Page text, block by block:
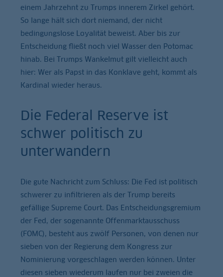
einem Jahrzehnt zu Trumps innerem Zirkel gehört.
So lange hält sich dort niemand, der nicht
bedingungslose Loyalität beweist. Aber bis zur
Entscheidung fließt noch viel Wasser den Potomac
hinab. Bei Trumps Wankelmut gilt vielleicht auch
hier: Wer als Papst in das Konklave geht, kommt als
Kardinal wieder heraus.
Die Federal Reserve ist
schwer politisch zu
unterwandern
Die gute Nachricht zum Schluss: Die Fed ist politisch
schwerer zu infiltrieren als der Trump bereits
gefällige Supreme Court. Das Entscheidungsgremium
der Fed, der sogenannte Offenmarktausschuss
(FOMC), besteht aus zwölf Personen, von denen nur
sieben von der Regierung dem Kongress zur
Nominierung vorgeschlagen werden können. Unter
diesen sieben wiederum laufen nur bei zweien die